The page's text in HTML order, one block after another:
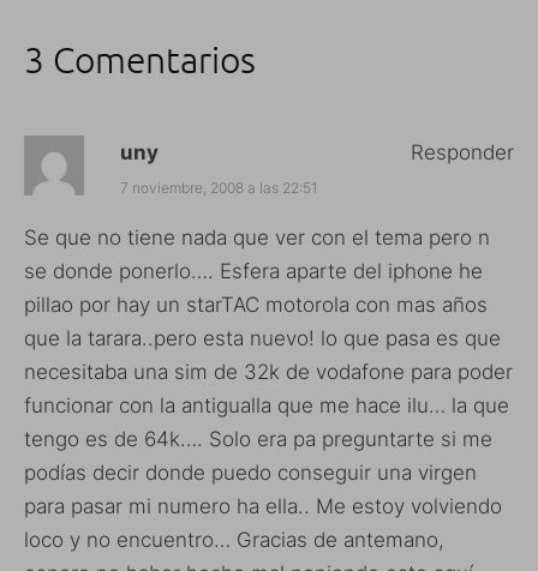
3 Comentarios
uny
7 noviembre, 2008 a las 22:51
Se que no tiene nada que ver con el tema pero n
se donde ponerlo…. Esfera aparte del iphone he
pillao por hay un starTAC motorola con mas años
que la tarara..pero esta nuevo! lo que pasa es que
necesitaba una sim de 32k de vodafone para poder
funcionar con la antigualla que me hace ilu… la que
tengo es de 64k…. Solo era pa preguntarte si me
podías decir donde puedo conseguir una virgen
para pasar mi numero ha ella.. Me estoy volviendo
loco y no encuentro… Gracias de antemano,
Responder